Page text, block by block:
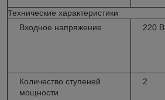
Технические характеристики
Входное напряжение
220 В
Количество ступеней
мощности
2